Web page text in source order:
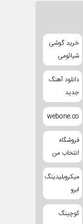
خرید گوشی
شیائومی
دانلود آهنگ
جدید
webone.co
فروشگاه
انتخاب من
میکروبلیدینگ
ابرو
کوچینگ